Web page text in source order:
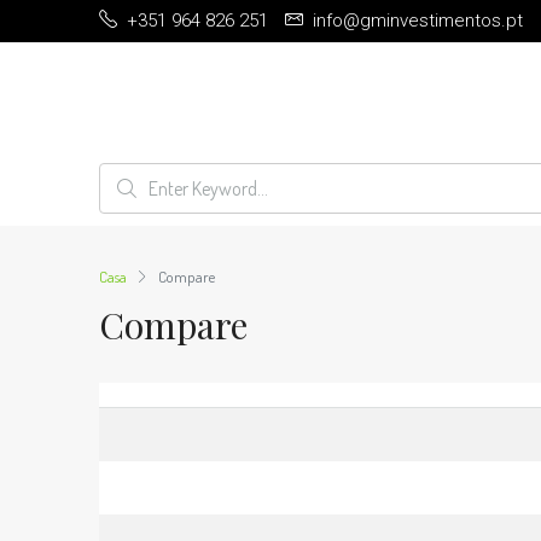
+351 964 826 251 info@gminvestimentos.pt
Casa Compare
Compare